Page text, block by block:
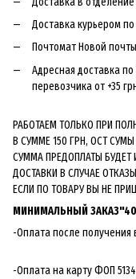
Доставка курьером
Почтомат Новой
Адресная доставка
перевозчика от +35
РАБОТАЕМ ТОЛЬКО ПРИ
В СУММЕ 150 ГРН, ОСТ
СУММА ПРЕДОПЛАТЫ БУДЕТ
ДОСТАВКИ В СЛУЧАЕ
ЕСЛИ ПО ТОВАРУ ВЫ НЕ
МИНИМАЛЬНЫЙ
-Оплата после получения
-Оплата на карту ФОП